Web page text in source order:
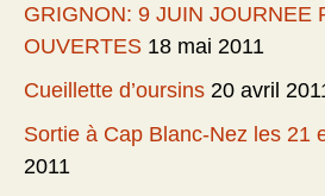
GRIGNON: 9 JUIN JOURNEE
OUVERTES 18 mai 2011
Cueillette d’oursins 20 avril
Sortie à Cap Blanc-Nez les 21
2011